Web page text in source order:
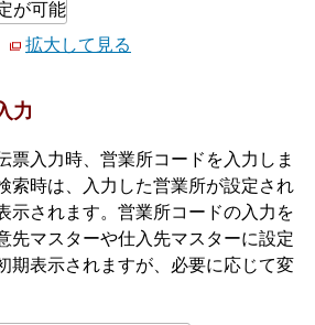
拡大して見る
力
票入力時、営業所コードを入力しま
索時は、入力した営業所が設定され
示されます。営業所コードの入力を
先マスターや仕入先マスターに設定
期表示されますが、必要に応じて変